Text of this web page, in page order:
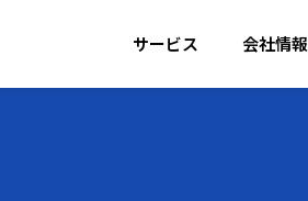
サービス 会社情報